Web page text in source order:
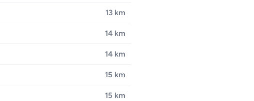
13 km
14 km
14 km
15 km
15 km